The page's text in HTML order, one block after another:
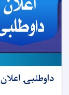
داوطلبۍ اعلان